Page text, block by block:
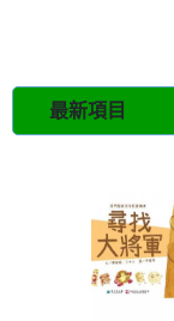
最新項目